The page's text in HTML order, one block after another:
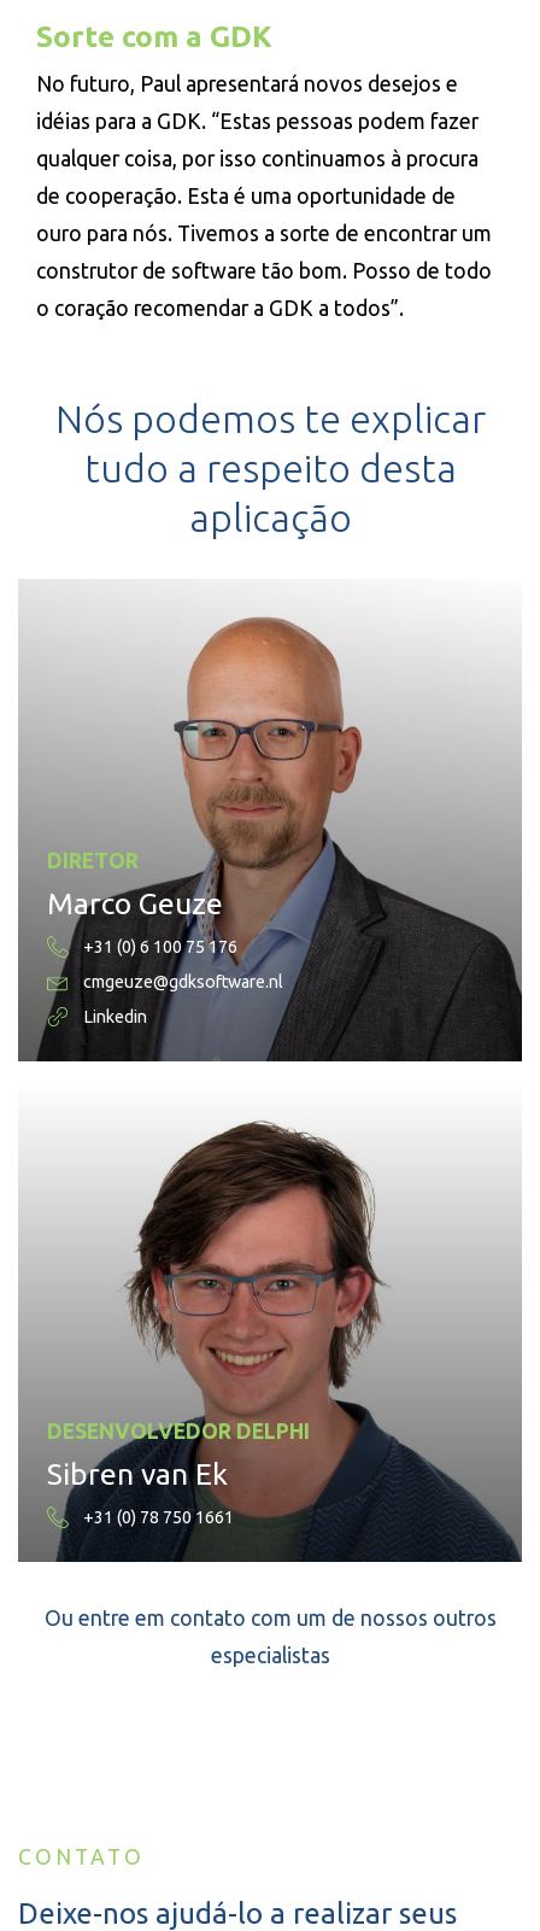
Sorte com a GDK
No futuro, Paul apresentará novos desejos e
idéias para a GDK. “Estas pessoas podem fazer
qualquer coisa, por isso continuamos à procura
de cooperação. Esta é uma oportunidade de
ouro para nós. Tivemos a sorte de encontrar um
construtor de software tão bom. Posso de todo
o coração recomendar a GDK a todos”.
Nós podemos te explicar
tudo a respeito desta
aplicação
DIRETOR
Marco Geuze
+31 (0) 6 100 75 176
cmgeuze@gdksoftware.nl
Linkedin
DESENVOLVEDOR DELPHI
Sibren van Ek
+31 (0) 78 750 1661
Ou entre em contato com um de nossos outros
especialistas
CONTATO
Deixe-nos ajudá-lo a realizar seus